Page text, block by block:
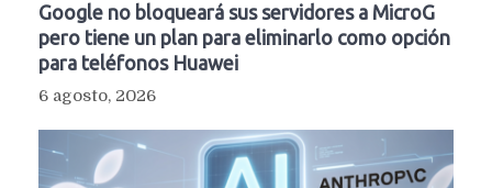
Google no bloqueará sus servidores a MicroG
pero tiene un plan para eliminarlo como opción
para teléfonos Huawei
6 agosto, 2026